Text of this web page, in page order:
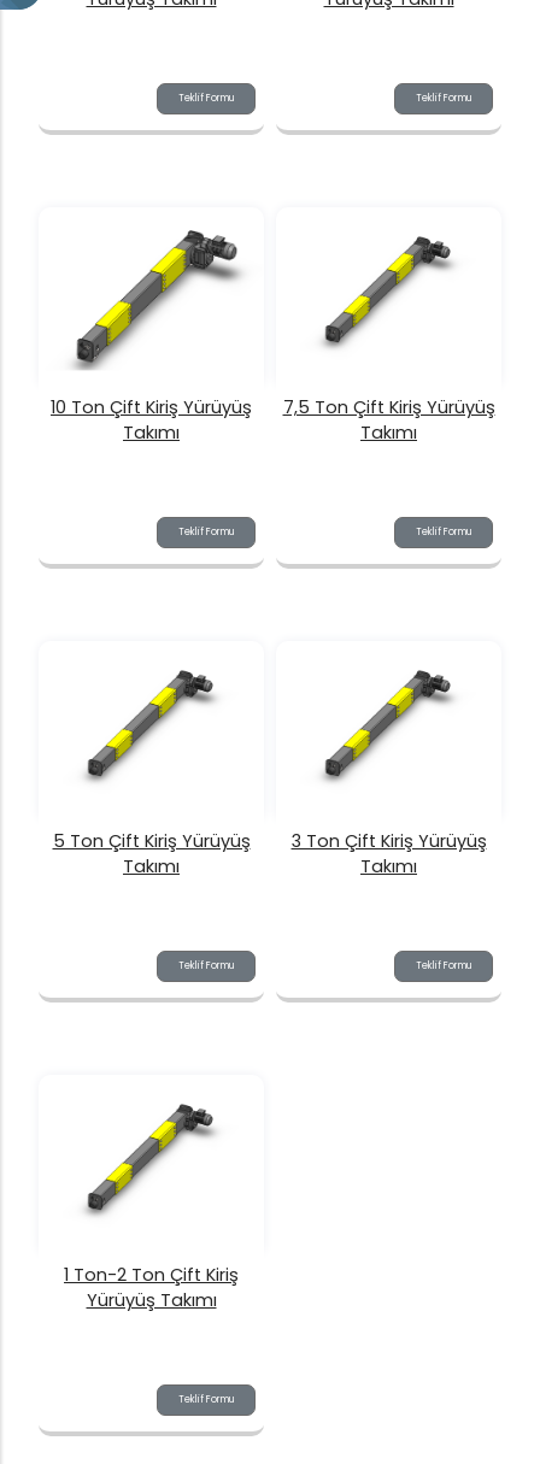
Teklif Formu Teklif Formu
Teklif Formu
10 Ton Çift Kiriş Yürüyüş
Takımı
Teklif Formu
7,5 Ton Çift Kiriş Yürüyüş
Takımı
Teklif Formu
5 Ton Çift Kiriş Yürüyüş
Takımı
Teklif Formu
3 Ton Çift Kiriş Yürüyüş
Takımı
Teklif Formu
1 Ton-2 Ton Çift Kiriş
Yürüyüş Takımı